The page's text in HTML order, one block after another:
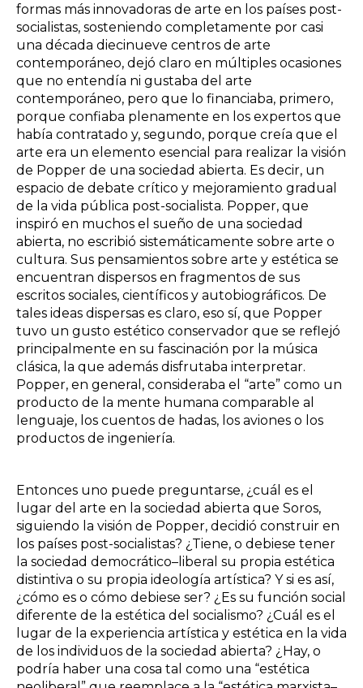
formas más innovadoras de arte en los países post-
socialistas, sosteniendo completamente por casi
una década diecinueve centros de arte
contemporáneo, dejó claro en múltiples ocasiones
que no entendía ni gustaba del arte
contemporáneo, pero que lo financiaba, primero,
porque confiaba plenamente en los expertos que
había contratado y, segundo, porque creía que el
arte era un elemento esencial para realizar la visión
de Popper de una sociedad abierta. Es decir, un
espacio de debate crítico y mejoramiento gradual
de la vida pública post-socialista. Popper, que
inspiró en muchos el sueño de una sociedad
abierta, no escribió sistemáticamente sobre arte o
cultura. Sus pensamientos sobre arte y estética se
encuentran dispersos en fragmentos de sus
escritos sociales, científicos y autobiográficos. De
tales ideas dispersas es claro, eso sí, que Popper
tuvo un gusto estético conservador que se reflejó
principalmente en su fascinación por la música
clásica, la que además disfrutaba interpretar.
Popper, en general, consideraba el “arte” como un
producto de la mente humana comparable al
lenguaje, los cuentos de hadas, los aviones o los
productos de ingeniería.
Entonces uno puede preguntarse, ¿cuál es el
lugar del arte en la sociedad abierta que Soros,
siguiendo la visión de Popper, decidió construir en
los países post-socialistas? ¿Tiene, o debiese tener
la sociedad democrático–liberal su propia estética
distintiva o su propia ideología artística? Y si es así,
¿cómo es o cómo debiese ser? ¿Es su función social
diferente de la estética del socialismo? ¿Cuál es el
lugar de la experiencia artística y estética en la vida
de los individuos de la sociedad abierta? ¿Hay, o
podría haber una cosa tal como una “estética